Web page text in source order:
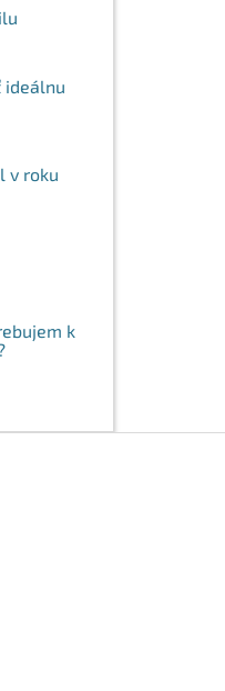
ideálnu
v roku
k